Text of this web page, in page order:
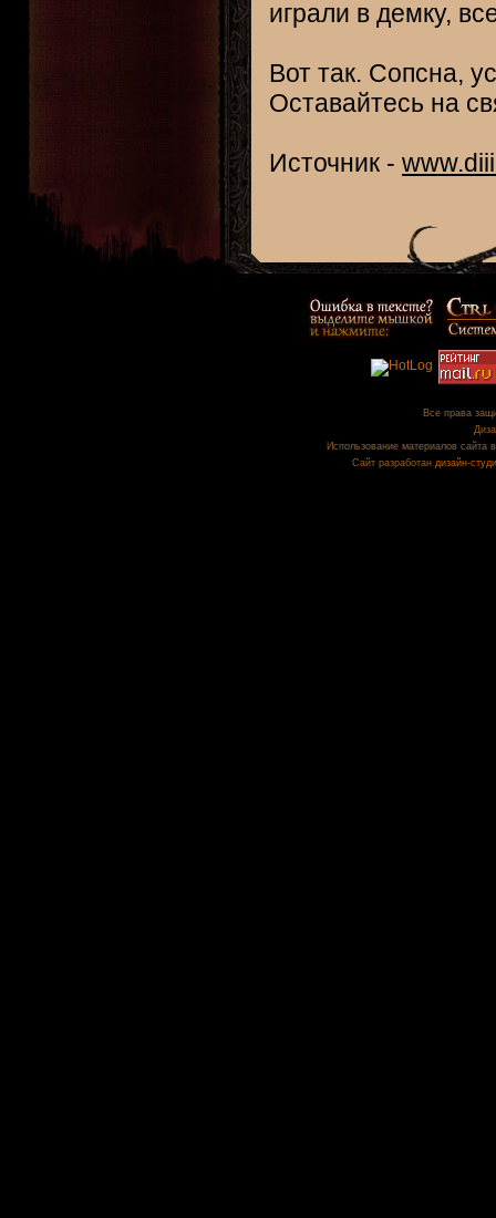
играли в демку,
Вот так. Сопсна,
Оставайтесь на
Источник -
Все права
Использование материалов сайта
Сайт разработан дизайн-